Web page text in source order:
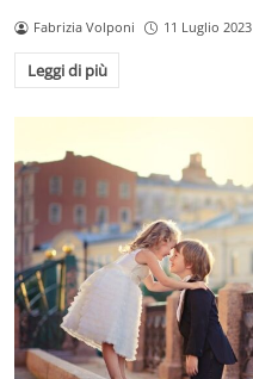
Fabrizia Volponi 11 Luglio 2023
Leggi di più